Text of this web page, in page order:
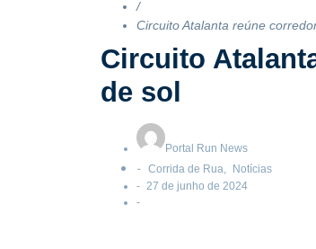
/
Circuito Atalanta reúne
Circuito
de sol
Portal Run News
- Corrida de Rua,
Notícias
- 27 de junho de 2024
-